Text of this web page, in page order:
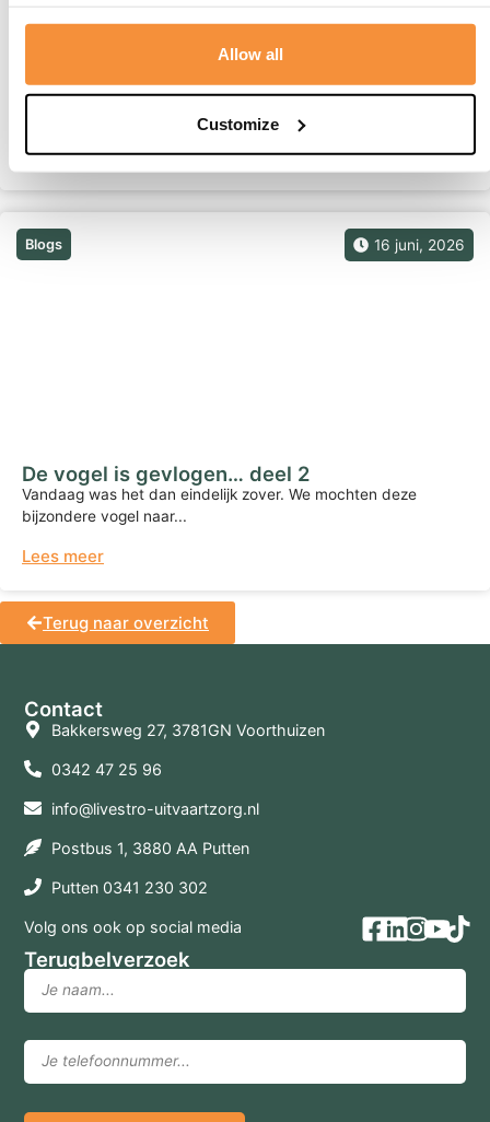
Allow all
Customize
Op zondag 7 juni stopte ineens de camera met draaien. Zijn
Lees meer
16 juni, 2026
Blogs
De vogel is gevlogen… deel 2
Vandaag was het dan eindelijk zover. We mochten deze
bijzondere vogel naar...
Lees meer
Terug naar overzicht
Contact
Bakkersweg 27, 3781GN Voorthuizen
0342 47 25 96
info@livestro-uitvaartzorg.nl
Postbus 1, 3880 AA Putten
Putten 0341 230 302
Volg ons ook op social media
Terugbelverzoek